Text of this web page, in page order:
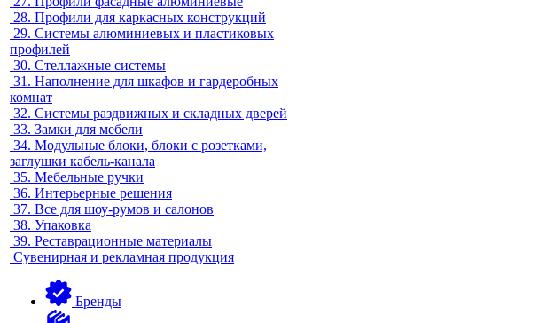
28. Профили для каркасных конструкций
29. Системы алюминиевых и пластиковых
профилей
30. Стеллажные системы
31. Наполнение для шкафов и гардеробных
комнат
32. Системы раздвижных и складных дверей
33. Замки для мебели
34. Модульные блоки, блоки с розетками,
заглушки кабель-канала
35. Мебельные ручки
36. Интерьерные решения
37. Все для шоу-румов и салонов
38. Упаковка
39. Реставрационные материалы
Сувенирная и рекламная продукция
Бренды